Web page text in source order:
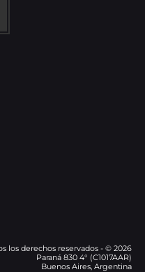
los derechos reservados - © 2026
Paraná 830 4° (C1017AAR)
Buenos Aires, Argentina